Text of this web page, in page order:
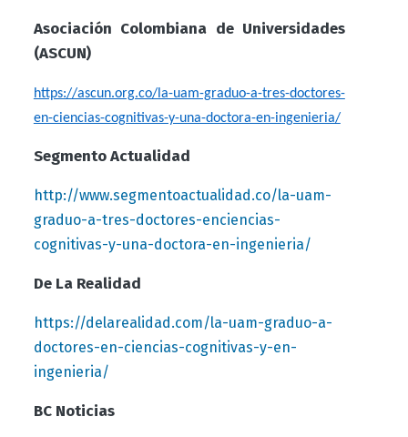
Asociación Colombiana de Universidades
(ASCUN)
https://ascun.org.co/la-uam-graduo-a-tres-doctores-
en-ciencias-cognitivas-y-una-doctora-en-ingenieria/
Segmento Actualidad
http://www.segmentoactualidad.co/la-uam-
graduo-a-tres-doctores-enciencias-
cognitivas-y-una-doctora-en-ingenieria/
De La Realidad
https://delarealidad.com/la-uam-graduo-a-
doctores-en-ciencias-cognitivas-y-en-
ingenieria/
BC Noticias